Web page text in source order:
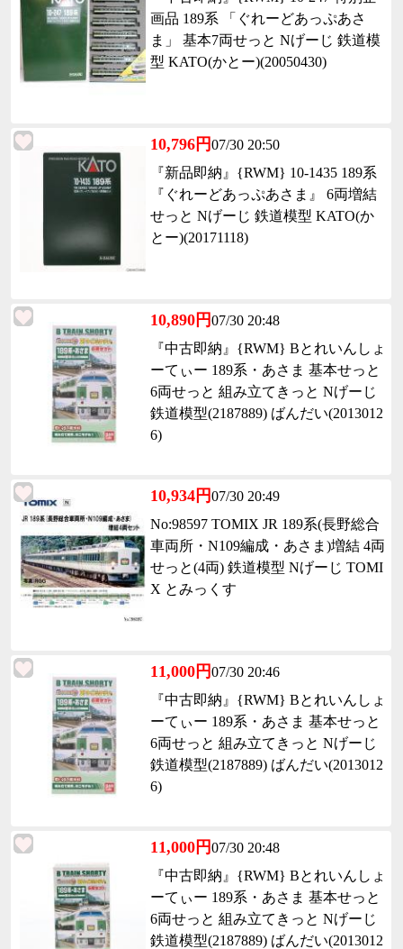
画品 189系 「ぐれーどあっぷあさ
ま」 基本7両せっと Nげーじ 鉄道模
型 KATO(かとー)(20050430)
10,796円07/30 20:50
『新品即納』{RWM} 10-1435 189系
『ぐれーどあっぷあさま』 6両増結
せっと Nげーじ 鉄道模型 KATO(か
とー)(20171118)
10,890円07/30 20:48
『中古即納』{RWM} Bとれいんしょ
ーてぃー 189系・あさま 基本せっと
6両せっと 組み立てきっと Nげーじ
鉄道模型(2187889) ばんだい(2013012
6)
10,934円07/30 20:49
No:98597 TOMIX JR 189系(長野総合
車両所・N109編成・あさま)増結 4両
せっと(4両) 鉄道模型 Nげーじ TOMI
X とみっくす
11,000円07/30 20:46
『中古即納』{RWM} Bとれいんしょ
ーてぃー 189系・あさま 基本せっと
6両せっと 組み立てきっと Nげーじ
鉄道模型(2187889) ばんだい(2013012
6)
11,000円07/30 20:48
『中古即納』{RWM} Bとれいんしょ
ーてぃー 189系・あさま 基本せっと
6両せっと 組み立てきっと Nげーじ
鉄道模型(2187889) ばんだい(2013012